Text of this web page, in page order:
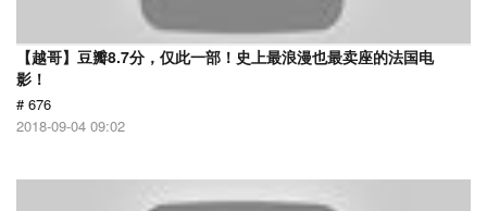
【越哥】豆瓣8.7分，仅此一部！史上最浪漫也最卖座的法国电
影！
# 676
2018-09-04 09:02